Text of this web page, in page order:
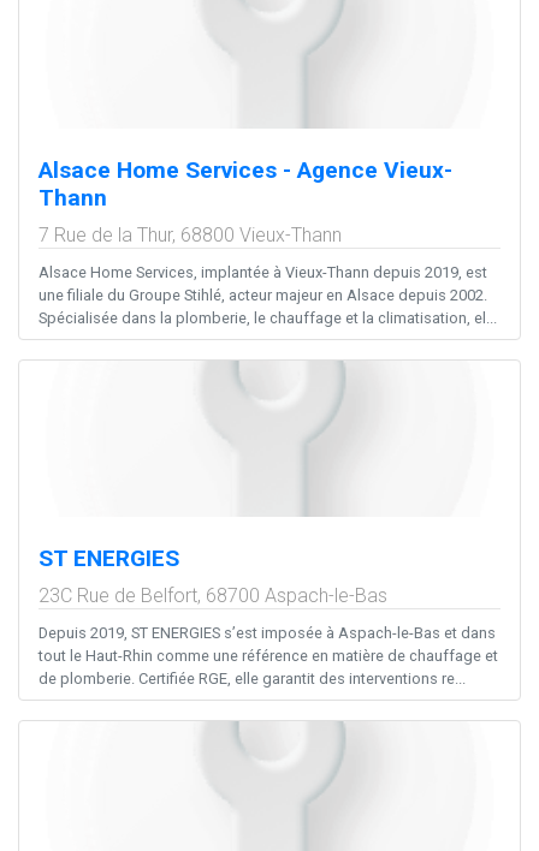
Alsace Home Services - Agence Vieux-
Thann
7 Rue de la Thur, 68800 Vieux-Thann
Alsace Home Services, implantée à Vieux-Thann depuis 2019, est
une filiale du Groupe Stihlé, acteur majeur en Alsace depuis 2002.
Spécialisée dans la plomberie, le chauffage et la climatisation, el...
ST ENERGIES
23C Rue de Belfort, 68700 Aspach-le-Bas
Depuis 2019, ST ENERGIES s’est imposée à Aspach-le-Bas et dans
tout le Haut-Rhin comme une référence en matière de chauffage et
de plomberie. Certifiée RGE, elle garantit des interventions re...